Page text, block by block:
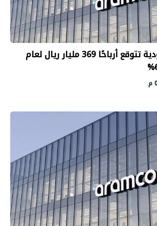
«أرامكو» السعودية تتوقع أرباحًا 369 مليار ريال لعام